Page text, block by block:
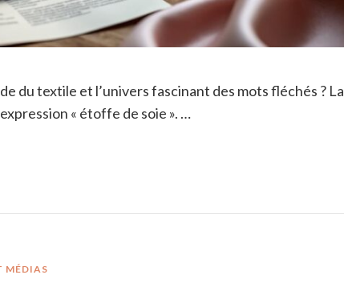
du textile et l’univers fascinant des mots fléchés ? La
« étoffe de soie ». …
MÉDIAS